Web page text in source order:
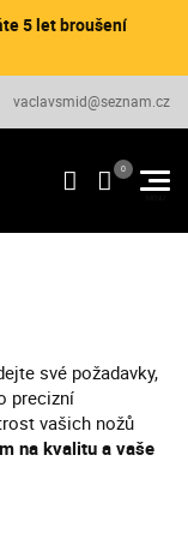
5 let broušení
vaclavsmid@seznam.cz
své požadavky,
precizní
vašich nožů
na kvalitu a vaše